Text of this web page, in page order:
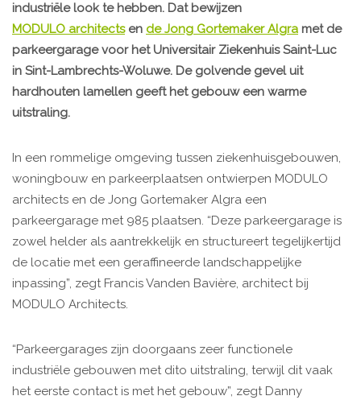
industriële look te hebben. Dat bewijzen
MODULO architectsen de Jong Gortemaker Algra met de
parkeergarage voor het Universitair Ziekenhuis Saint-Luc
in Sint-Lambrechts-Woluwe. De golvende gevel uit
hardhouten lamellen geeft het gebouw een warme
uitstraling.
In een rommelige omgeving tussen ziekenhuisgebouwen,
woningbouw en parkeerplaatsen ontwierpen MODULO
architects en de Jong Gortemaker Algra een
parkeergarage met 985 plaatsen. “Deze parkeergarage is
zowel helder als aantrekkelijk en structureert tegelijkertijd
de locatie met een geraffineerde landschappelijke
inpassing”, zegt Francis Vanden Bavière, architect bij
MODULO Architects.
“Parkeergarages zijn doorgaans zeer functionele
industriële gebouwen met dito uitstraling, terwijl dit vaak
het eerste contact is met het gebouw”, zegt Danny